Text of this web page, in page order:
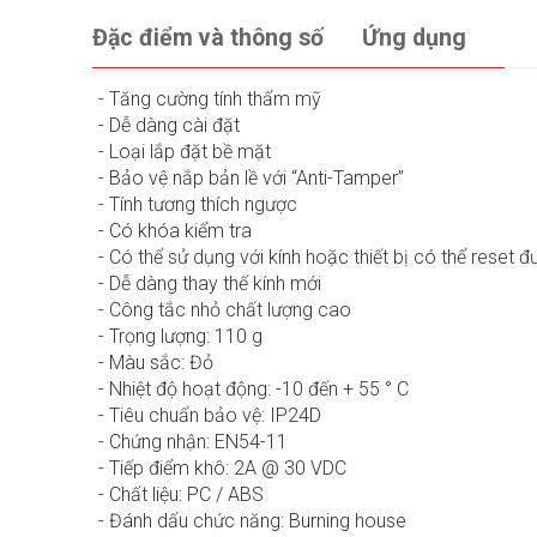
Đặc điểm và thông số
- Tăng cường tính thẩm mỹ
- Dễ dàng cài đặt
- Loại lắp đặt bề mặt
- Bảo vệ nắp bản lề với “Anti-Tamper”
- Tính tương thích ngược
- Có khóa kiểm tra
- Có thể sử dụng với kính hoặc thiết bị có thể reset
- Dễ dàng thay thế kính mới
- Công tắc nhỏ chất lượng cao
- Trọng lượng: 110 g
- Màu sắc: Đỏ
- Nhiệt độ hoạt động: -10 đến + 55 ° C
- Tiêu chuẩn bảo vệ: IP24D